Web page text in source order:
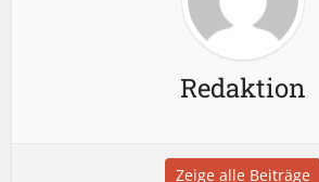
Redaktion
Zeige alle Beiträge